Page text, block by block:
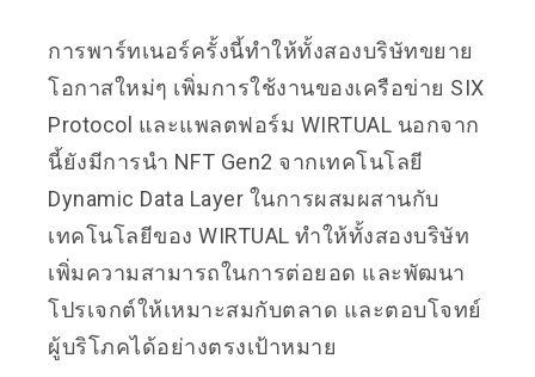
การพาร์ทเนอร์ครั้งนี้ทำให้ทั้งสองบริษัทขยาย
โอกาสใหม่ๆ เพิ่มการใช้งานของเครือข่าย SIX
Protocol และแพลตฟอร์ม WIRTUAL นอกจาก
นี้ยังมีการนำ NFT Gen2 จากเทคโนโลยี
Dynamic Data Layer ในการผสมผสานกับ
เทคโนโลยีของ WIRTUAL ทำให้ทั้งสองบริษัท
เพิ่มความสามารถในการต่อยอด และพัฒนา
โปรเจกต์ให้เหมาะสมกับตลาด และตอบโจทย์
ผู้บริโภคได้อย่างตรงเป้าหมาย